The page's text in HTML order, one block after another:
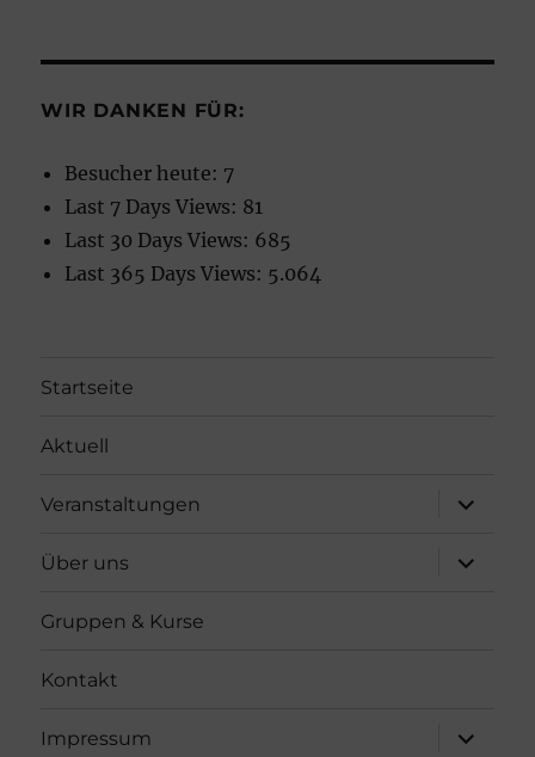
WIR DANKEN FÜR:
Besucher heute: 7
Last 7 Days Views: 81
Last 30 Days Views: 685
Last 365 Days Views: 5.064
Startseite
Aktuell
Veranstaltungen
öffnen
Über uns
öffnen
Gruppen & Kurse
Kontakt
Impressum
öffnen